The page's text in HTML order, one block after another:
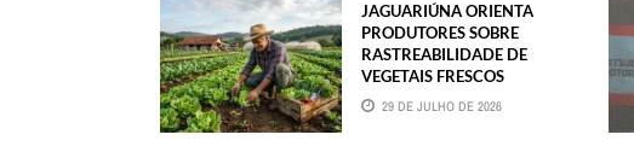
JAGUARIÚNA ORIENTA
PRODUTORES SOBRE
RASTREABILIDADE DE
VEGETAIS FRESCOS
29 DE JULHO DE 2026